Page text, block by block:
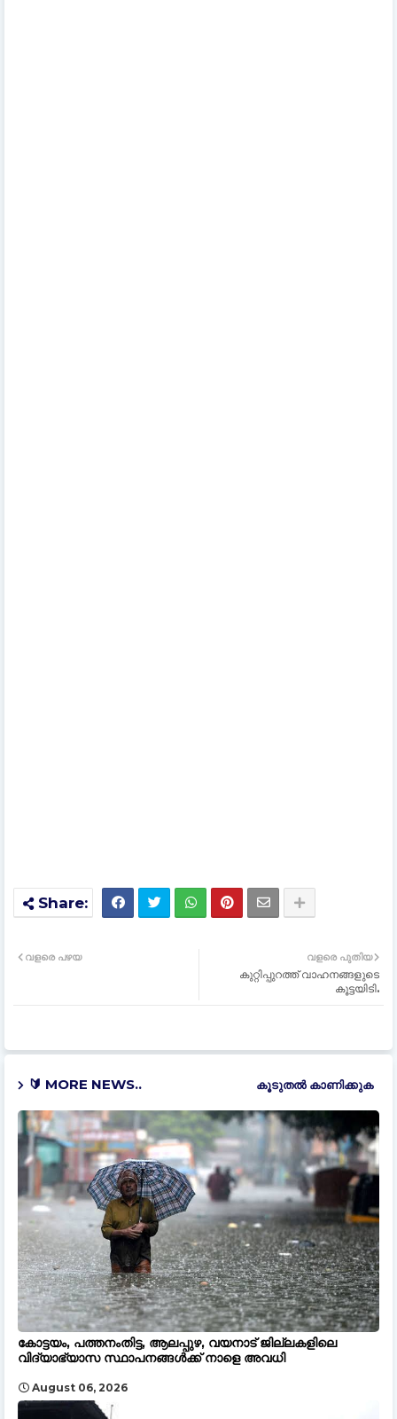
വളരെ പുതിയ
കുറ്റിപ്പുറത്ത് വാഹനങ്ങളുടെ
കൂട്ടയിടി.
വളരെ പഴയ
🔰 MORE NEWS.. കൂടുതൽ‍ കാണിക്കുക
കോട്ടയം, പത്തനംതിട്ട, ആലപ്പുഴ, വയനാട് ജില്ലകളിലെ
വിദ്യാഭ്യാസ സ്ഥാപനങ്ങൾക്ക് നാളെ അവധി
August 06, 2026